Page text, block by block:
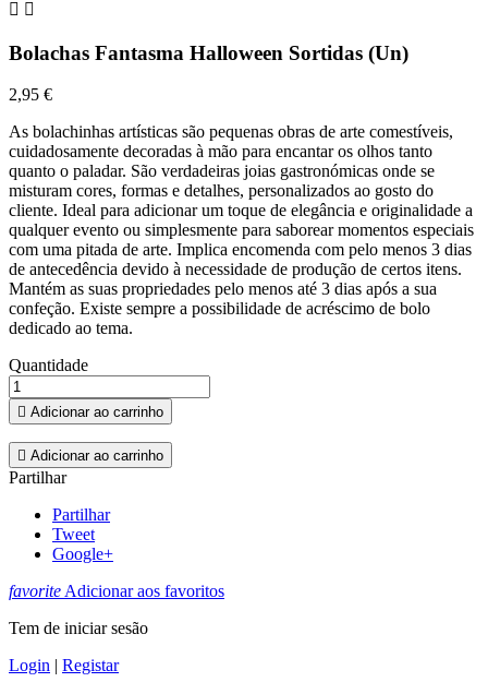
 
Bolachas Fantasma Halloween Sortidas (Un)
2,95 €
As bolachinhas artísticas são pequenas obras de arte comestíveis,
cuidadosamente decoradas à mão para encantar os olhos tanto
quanto o paladar. São verdadeiras joias gastronómicas onde se
misturam cores, formas e detalhes, personalizados ao gosto do
cliente. Ideal para adicionar um toque de elegância e originalidade a
qualquer evento ou simplesmente para saborear momentos especiais
com uma pitada de arte. Implica encomenda com pelo menos 3 dias
de antecedência devido à necessidade de produção de certos itens.
Mantém as suas propriedades pelo menos até 3 dias após a sua
confeção. Existe sempre a possibilidade de acréscimo de bolo
dedicado ao tema.
Quantidade
 Adicionar ao carrinho
 Adicionar ao carrinho
Partilhar
Partilhar
Tweet
Google+
favoriteAdicionar aos favoritos
Tem de iniciar sesão
Login | Registar